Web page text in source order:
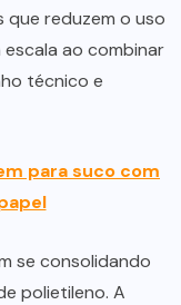
que reduzem o uso
ao combinar
técnico e
para suco com
se consolidando
polietileno. A